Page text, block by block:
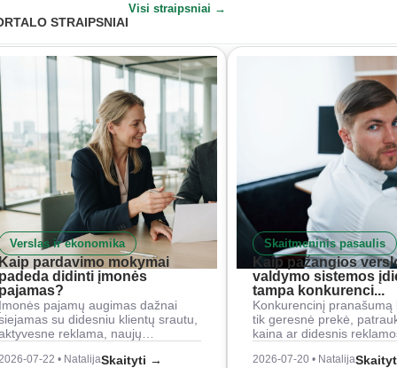
STRAIPSNIAI
Visi straipsniai →
Verslas ir ekonomika
pardavimo mokymai
didinti įmonės
pajamų augimas dažnai
su didesniu klientų srautu,
reklama, naujų…
07-22 • NatalijaSkaityti →
Skaitmeninis pasaulis
Kaip pažangios
valdymo sistemos
tampa konkurenci...
Konkurencinį pranašumą
tik geresnė prekė,
kaina ar didesnis
2026-07-20 • Natalija